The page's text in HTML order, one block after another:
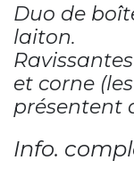
Duo de
laiton.
et corne
présentent
Info.